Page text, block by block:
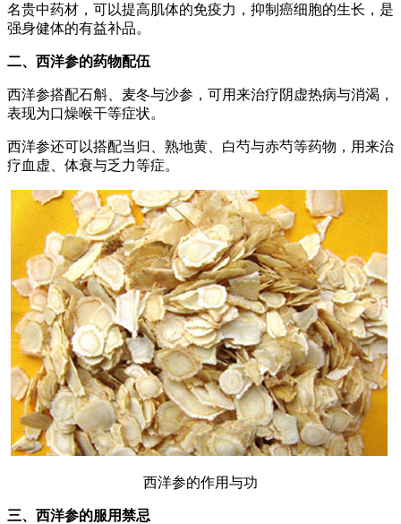
名贵中药材，可以提高肌体的免疫力，抑制癌细胞的生长，是
强身健体的有益补品。
二、西洋参的药物配伍
西洋参搭配石斛、麦冬与沙参，可用来治疗阴虚热病与消渴，
表现为口燥喉干等症状。
西洋参还可以搭配当归、熟地黄、白芍与赤芍等药物，用来治
疗血虚、体衰与乏力等症。
西洋参的作用与功
三、西洋参的服用禁忌